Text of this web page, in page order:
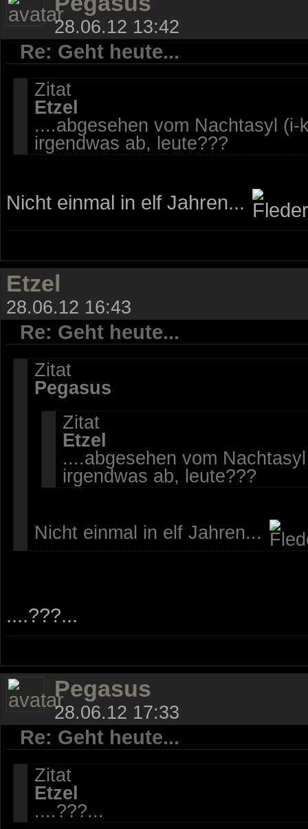
28.06.12 13:42
Re: Geht heute...
Zitat
Etzel
....abgesehen vom Nachtasyl
irgendwas ab, leute???
Nicht einmal in elf Jahren...
Etzel
28.06.12 16:43
Re: Geht heute...
Zitat
Pegasus
Zitat
Etzel
....abgesehen vom
irgendwas ab, leute???
Nicht einmal in elf Jahren...
....???...
Pegasus
28.06.12 17:33
Re: Geht heute...
Zitat
Etzel
....???...